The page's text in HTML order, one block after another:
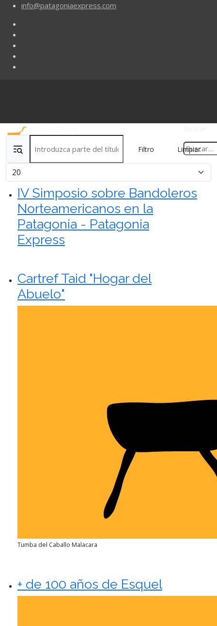
info@patagoniaexpress.com
Filtro Limpiar
Cantidad
IV Simposio sobre Bandoleros
Norteamericanos en la
Patagonia - Patagonia
Express
Cartref Taid "Hogar del
Abuelo"
Tumba del Caballo Malacara
+ de 100 años de Esquel